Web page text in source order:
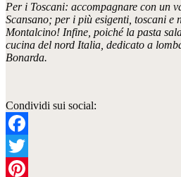
Per i Toscani: accompagnare con un
Scansano; per i più esigenti, toscani e
Montalcino! Infine, poiché la pasta
cucina del nord Italia, dedicato a
Bonarda.
Condividi sui social:
Facebook
Twitter